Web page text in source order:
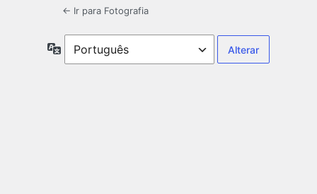
← Ir para Fotografia
Idioma